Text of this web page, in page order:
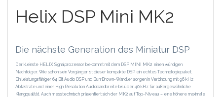
Helix DSP Mini MK2
Die nächste Generation des Miniatur DSP
Der kleinste HELIX Signalprozessor bekommt mit dem DSP MINI MK2 einen würdigen
Nachfolger. Wie schon sein Vorgänger ist dieser kompakte DSP ein echtes Technologiepaket.
Ein leistungsfähiger 64 Bit Audio DSP und BurrBrown-Wandler sorgen in Verbindung mit 96 kHz
Abtastrate und einer High Resolution Audiobandbreite bis über 40 kHz für außergewöhnliche
Klangqualität. Auch messtechnisch präsentiert sich der MK2 auf Top-Niveau – eine höhere maximale